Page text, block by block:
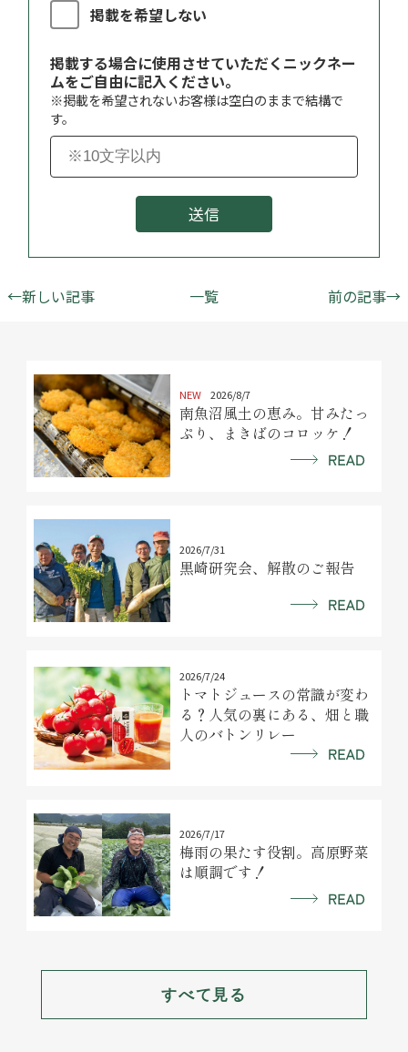
掲載を希望しない
掲載する場合に使用させていただくニックネー
ムをご自由に記入ください。
※掲載を希望されないお客様は空白のままで結構で
す。
送信
←新しい記事 一覧 前の記事→
NEW 2026/8/7
南魚沼風土の恵み。甘みたっ
ぷり、まきばのコロッケ！
2026/7/31
黒崎研究会、解散のご報告
2026/7/24
トマトジュースの常識が変わ
る？人気の裏にある、畑と職
人のバトンリレー
2026/7/17
梅雨の果たす役割。高原野菜
は順調です！
すべて見る